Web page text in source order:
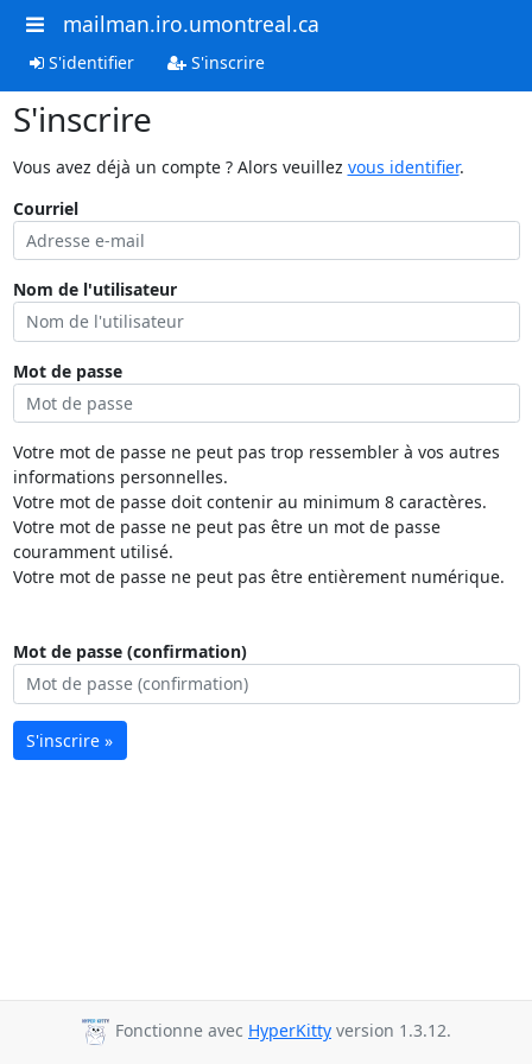
mailman.iro.umontreal.ca
S'identifier S'inscrire
S'inscrire
Vous avez déjà un compte ? Alors veuillez vous identifier.
Courriel
Nom de l'utilisateur
Mot de passe
Votre mot de passe ne peut pas trop ressembler à vos autres
informations personnelles.
Votre mot de passe doit contenir au minimum 8 caractères.
Votre mot de passe ne peut pas être un mot de passe
couramment utilisé.
Votre mot de passe ne peut pas être entièrement numérique.
Mot de passe (confirmation)
S'inscrire »
Fonctionne avec HyperKitty version 1.3.12.